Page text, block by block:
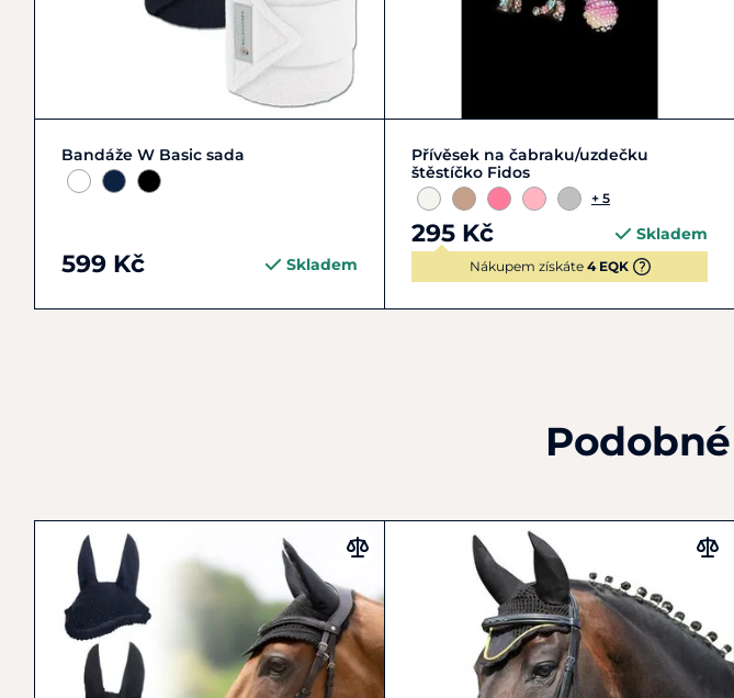
Zobrazit detail
Bandáže W Basic sada
599 Kč Skladem
Zobrazit detail
Přívěsek na čabraku/uzdečku
štěstíčko Fidos
+ 5
295 Kč Skladem
Nákupem získáte 4 EQK